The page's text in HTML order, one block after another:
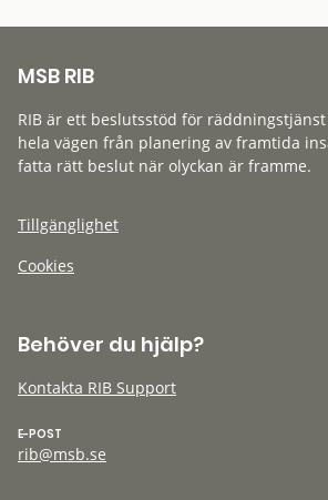
MSB RIB
RIB är ett beslutsstöd för
hela vägen från planering av framtida
fatta rätt beslut när olyckan är framme.
Tillgänglighet
Cookies
Behöver du hjälp?
Kontakta RIB Support
E-POST
rib@msb.se